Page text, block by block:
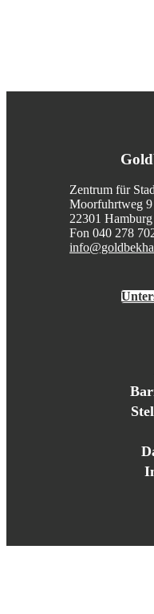
Zentrum für
Moorfuhrtweg 9
22301 Hamburg
Fon 040 278